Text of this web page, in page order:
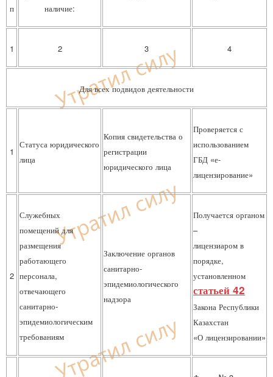
п
наличие:
1 2 3 4
Для всех подвидов деятельности
1
Статуса юридического
лица
Копия свидетельства о
регистрации
юридического лица
Проверяется с
использованием
ГБД «е-
лицензирование»
2
Служебных
помещений для
размещения
работающего
персонала,
отвечающего
санитарно-
эпидемиологическим
требованиям
Заключение органов
санитарно-
эпидемиологического
надзора
Получается органом
–
лицензиаром в
порядке,
установленном
статьей 42
Закона Республики
Казахстан
«О лицензировании»